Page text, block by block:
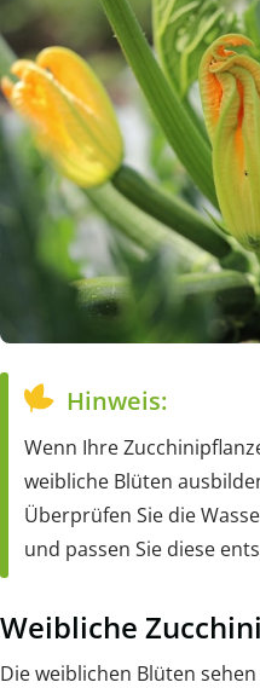
Hinweis:
Wenn Ihre
weibliche Blüten
Überprüfen Sie die
und passen Sie diese
Weibliche
Die weiblichen Blüten